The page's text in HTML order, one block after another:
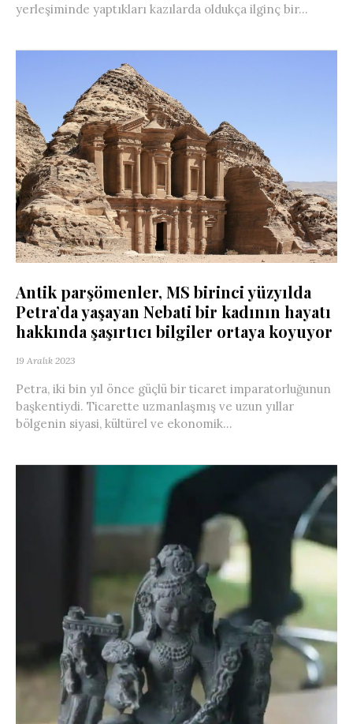
yerleşiminde yaptıkları kazılarda oldukça ilginç bir...
Antik parşömenler, MS birinci yüzyılda
Petra’da yaşayan Nebati bir kadının hayatı
hakkında şaşırtıcı bilgiler ortaya koyuyor
19 Aralık 2023
Petra, iki bin yıl önce güçlü bir ticaret imparatorluğunun
başkentiydi. Ticarette uzmanlaşmış ve uzun yıllar
bölgenin siyasi, kültürel ve ekonomik...